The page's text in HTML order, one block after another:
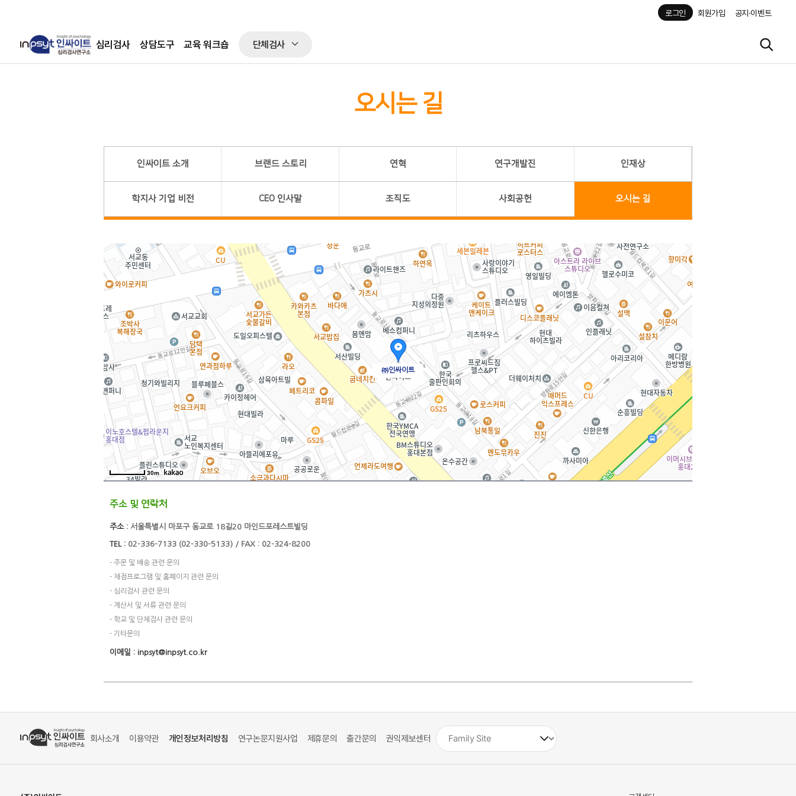
심리검사 상담도구 교육 워크숍 단체검사
로그인 회원가입 공지·이벤트
오시는 길
인싸이트 소개 브랜드 스토리 연혁 연구개발진 인재상
학지사 기업 비전 CEO 인사말 조직도 사회공헌 오시는 길
㈜인싸이트
30m
주소 및 연락처
주소 : 서울특별시 마포구 동교로 18길20 마인드포레스트빌딩
TEL : 02-336-7133 (02-330-5133) / FAX : 02-324-8200
- 주문 및 배송 관련 문의
- 채점프로그램 및 홈페이지 관련 문의
- 심리검사 관련 문의
- 계산서 및 서류 관련 문의
- 학교 및 단체검사 관련 문의
- 기타문의
이메일 : inpsyt@inpsyt.co.kr
회사소개 이용약관 개인정보처리방침 연구논문지원사업 제휴문의 출간문의 권익제보센터